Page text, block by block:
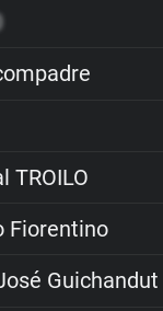
TROILO
Fiorentino
Guichandut